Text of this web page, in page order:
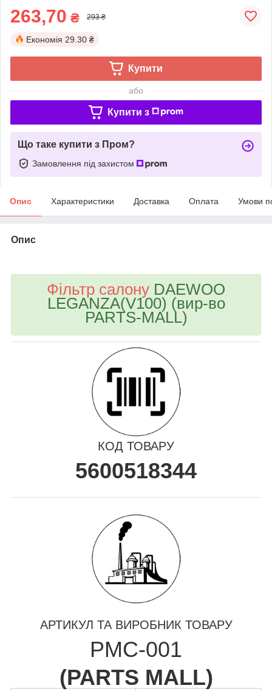
263,70 ₴ 293 ₴
Економія 29.30 ₴
Купити
або
Купити з
Що таке купити з Пром?
Замовлення під захистом
Опис Характеристики Доставка Оплата Умови
Опис
Фільтр салону DAEWOO
LEGANZA(V100) (вир-во
PARTS-MALL)
КОД ТОВАРУ
5600518344
АРТИКУЛ ТА ВИРОБНИК ТОВАРУ
PMC-001
(PARTS MALL)